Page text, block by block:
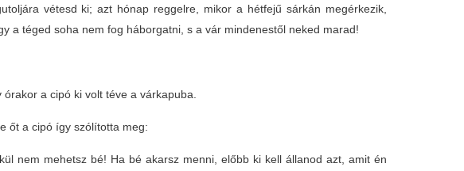
vétesd ki; azt hónap reggelre, mikor a hétfejű sárkán megérkezik,
a téged soha nem fog háborgatni, s a vár mindenestől neked marad!
a cipó ki volt téve a várkapuba.
őt a cipó így szólította meg:
nem mehetsz bé! Ha bé akarsz menni, előbb ki kell állanod azt, amit én